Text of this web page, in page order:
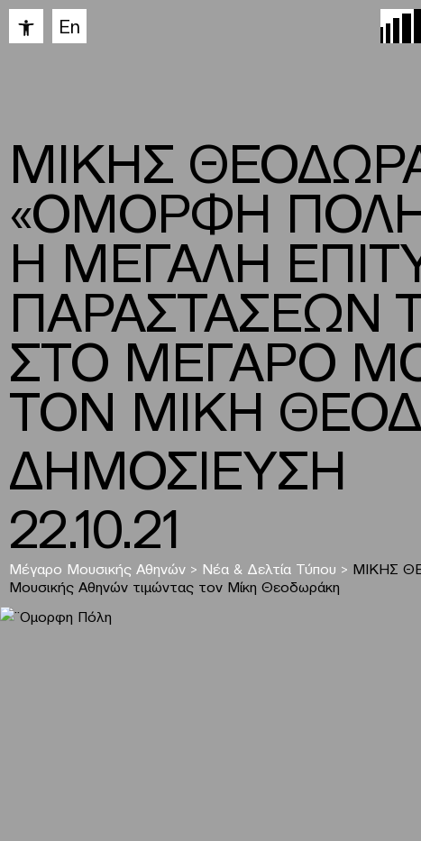
Ανοίξτε τη γραμμή εργαλείων
En
ΜΙΚΗΣ
«ΟΜΟΡΦΗ
H ΜΕΓΑΛΗ
ΠΑΡΑΣΤΑΣΕΩΝ
ΣΤΟ ΜΕΓΑΡΟ
ΤΟΝ ΜΙΚΗ
ΔΗΜΟΣΙΕΥΣΗ
22.10.21
Μέγαρο Μουσικής Αθηνών > Νέα & Δελτία Τύπου > ΜΙΚΗΣ
Μουσικής Αθηνών τιμώντας τον Μίκη Θεοδωράκη